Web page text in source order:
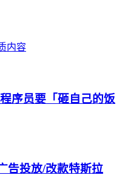
内容
序员要「砸自己的饭
告投放/改款特斯拉